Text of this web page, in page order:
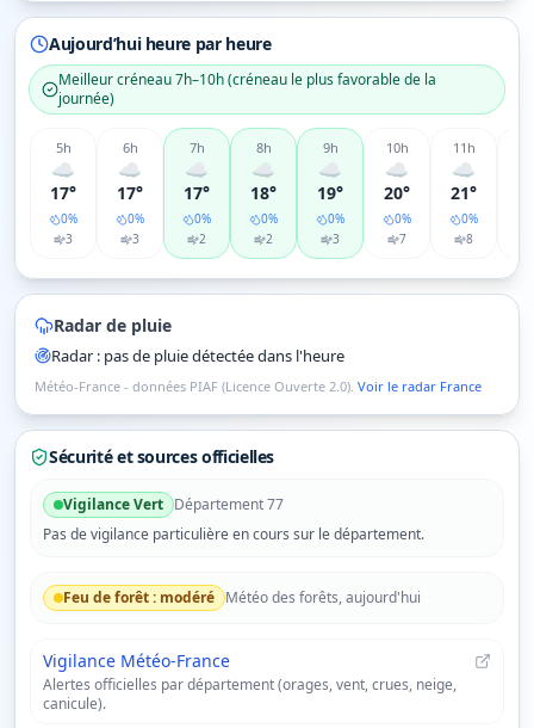
Aujourd’hui heure par heure
Meilleur créneau7h–10h(créneau le plus favorable de la
journée)
5h
☁️
17°
0%
3
6h
☁️
17°
0%
3
7h
☁️
17°
0%
2
8h
☁️
18°
0%
2
9h
☁️
19°
0%
3
10h
☁️
20°
0%
7
11 h
☁️
21°
0%
8
Radar de pluie
Radar : pas de pluie détectée dans l'heure
Météo-France - données PIAF (Licence Ouverte 2.0). Voir le radar France
Sécurité et sources officielles
VigilanceVert Département77
Pas de vigilance particulière en cours sur le département.
Feu de forêt : modéré Météo des forêts, aujourd'hui
Vigilance Météo-France
Alertes officielles par département (orages, vent, crues, neige,
canicule).